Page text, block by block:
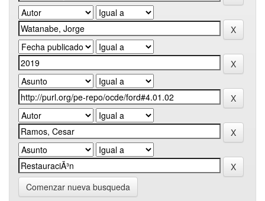
Comenzar nueva busqueda